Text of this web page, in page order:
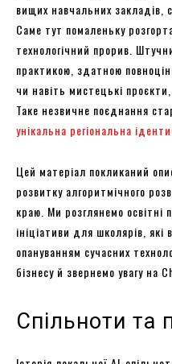
вищих навчальних закладів,
Саме тут помаленьку
технологічний прорив.
практикою, здатною
чи навіть мистецькі
Таке незвичне поєднання
унікальна регіональна
Цей матеріал покликаний
розвитку алгоритмічного
краю. Ми розглянемо освітні
ініціативи для школярів,
опануванням сучасних
бізнесу й звернемо увагу на
Спільноти та